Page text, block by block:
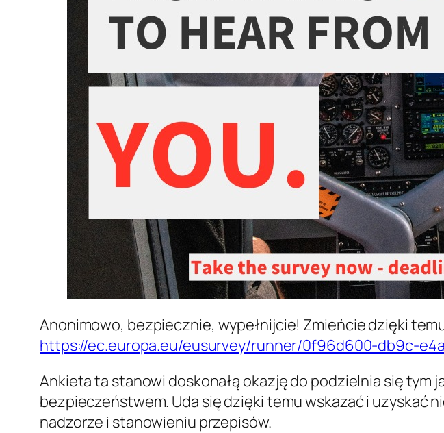
Anonimowo, bezpiecznie, wypełnijcie! Zmieńcie dzięki
https://ec.europa.eu/eusurvey/runner/0f96d600-db9c-
Ankieta ta stanowi doskonałą okazję do podzielnia się tym
bezpieczeństwem. Uda się dzięki temu wskazać i uzyskać
nadzorze i stanowieniu przepisów.